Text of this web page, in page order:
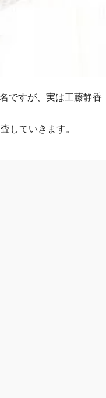
ですが、実は工藤静
していきます。